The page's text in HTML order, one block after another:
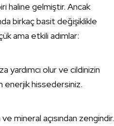
haline gelmiştir. Ancak
birkaç basit değişiklikle
ama etkili adımlar:
yardımcı olur ve cildinizin
enerjik hissedersiniz.
mineral açısından zengindir.